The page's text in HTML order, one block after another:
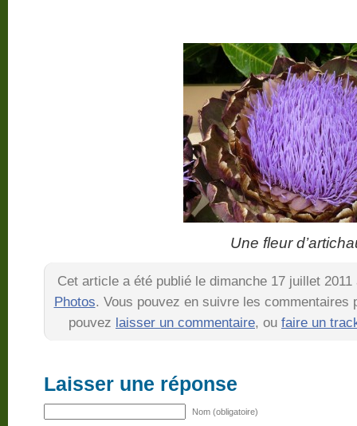
Une fleur
Cet article a été publié le dimanche 17 juillet
Photos. Vous pouvez en suivre les
pouvez laisser un commentaire, ou faire un
Laisser une réponse
Nom (obligatoire)